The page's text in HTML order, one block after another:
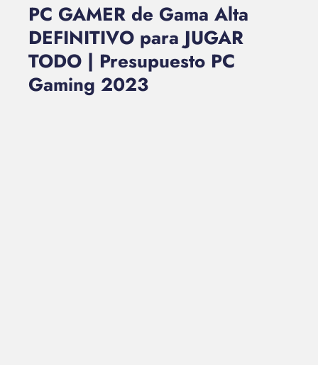
PC GAMER de Gama Alta
DEFINITIVO para JUGAR
TODO | Presupuesto PC
Gaming 2023